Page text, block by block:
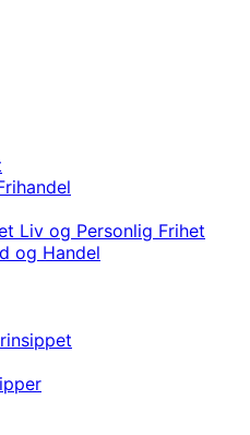
Liv og Personlig Frihet
og Handel